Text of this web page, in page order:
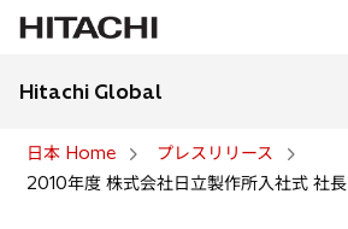
Hitachi Global
日本 Home
プレスリリース
2010年度 株式会社日立製作所入社式 社